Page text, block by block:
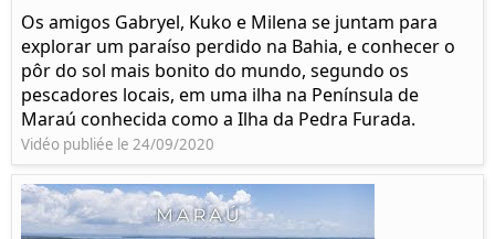
Os amigos Gabryel, Kuko e Milena se juntam para
explorar um paraíso perdido na Bahia, e conhecer o
pôr do sol mais bonito do mundo, segundo os
pescadores locais, em uma ilha na Península de
Maraú conhecida como a Ilha da Pedra Furada.
Vidéo publiée le 24/09/2020